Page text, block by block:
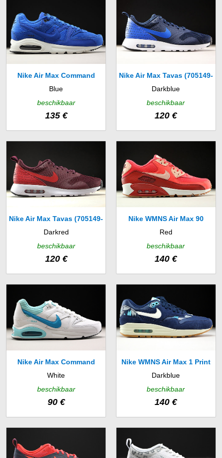
Nike Air Max Command
Blue
beschikbaar
135 €
Nike Air Max Tavas (705149-
Darkblue
beschikbaar
120 €
Nike Air Max Tavas (705149-
Darkred
beschikbaar
120 €
Nike WMNS Air Max 90
Red
beschikbaar
140 €
Nike Air Max Command
White
beschikbaar
90 €
Nike WMNS Air Max 1 Print
Darkblue
beschikbaar
140 €